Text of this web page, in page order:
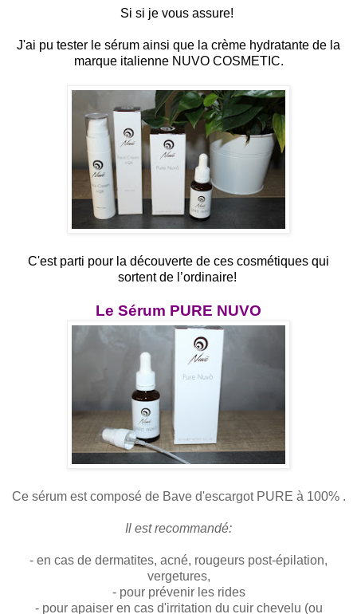
Si si je vous assure!
J'ai pu tester le sérum ainsi que la crème hydratante de la
marque italienne NUVO COSMETIC.
C'est parti pour la découverte de ces cosmétiques qui
sortent de l’ordinaire!
Le Sérum PURE NUVO
Ce sérum est composé de Bave d'escargot PURE à 100% .
Il est recommandé:
- en cas de dermatites, acné, rougeurs post-épilation,
vergetures,
- pour prévenir les rides
- pour apaiser en cas d'irritation du cuir chevelu (ou